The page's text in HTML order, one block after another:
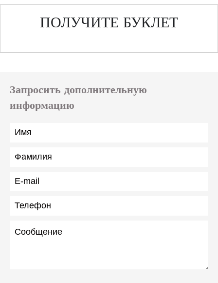
ПОЛУЧИТЕ БУКЛЕТ
Запросить дополнительную
информацию